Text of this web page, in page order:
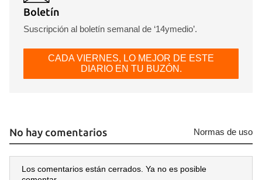
Boletín
Suscripción al boletín semanal de ‘14ymedio’.
CADA VIERNES, LO MEJOR DE ESTE
DIARIO EN TU BUZÓN.
No hay comentarios Normas de uso
Los comentarios están cerrados. Ya no es posible